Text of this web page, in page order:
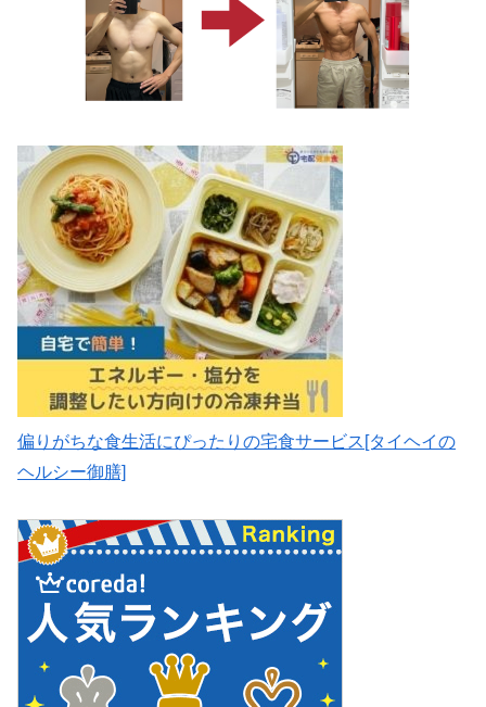
偏りがちな食生活にぴったりの宅食サービス[タイヘイの
ヘルシー御膳]